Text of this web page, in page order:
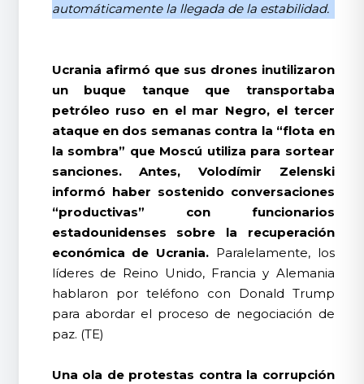
automáticamente la llegada de la estabilidad.
Ucrania afirmó que sus drones inutilizaron
un buque tanque que transportaba
petróleo ruso en el mar Negro, el tercer
ataque en dos semanas contra la “flota en
la sombra” que Moscú utiliza para sortear
sanciones. Antes, Volodímir Zelenski
informó haber sostenido conversaciones
“productivas” con funcionarios
estadounidenses sobre la recuperación
económica de Ucrania. Paralelamente, los
líderes de Reino Unido, Francia y Alemania
hablaron por teléfono con Donald Trump
para abordar el proceso de negociación de
paz. (TE)
Una ola de protestas contra la corrupción